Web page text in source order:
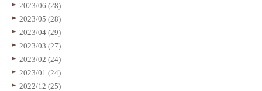
2023/06 (28)
2023/05 (28)
2023/04 (29)
2023/03 (27)
2023/02 (24)
2023/01 (24)
2022/12 (25)